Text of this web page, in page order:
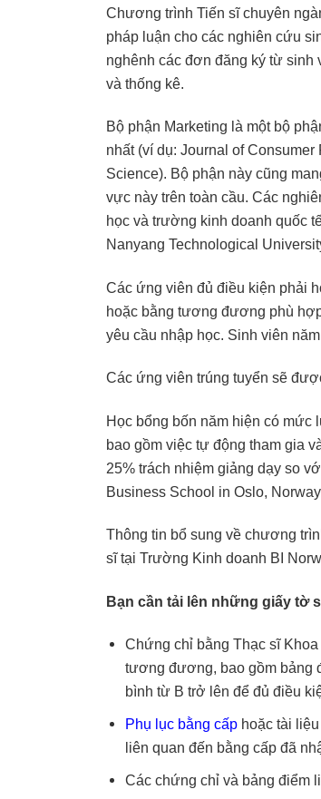
Chương trình Tiến sĩ chuyên
pháp luận cho các nghiên cứu
nghênh các đơn đăng ký từ sinh
và thống kê.
Bộ phận Marketing là một bộ
nhất (ví dụ: Journal of
Science). Bộ phận này cũng
vực này trên toàn cầu. Các
học và trường kinh doanh quốc
Nanyang Technological
Các ứng viên đủ điều kiện phải
hoặc bằng tương đương phù
yêu cầu nhập học. Sinh viên
Các ứng viên trúng tuyển sẽ
Học bổng bốn năm hiện có mức
bao gồm việc tự động tham gia
25% trách nhiệm giảng dạy so
Business School in Oslo,
Thông tin bổ sung về chương
sĩ tại Trường Kinh doanh BI
Bạn cần tải lên những giấy tờ
Chứng chỉ bằng Thạc sĩ
tương đương, bao gồm bảng
bình từ B trở lên để đủ điều
Phụ lục bằng cấp hoặc tài
liên quan đến bằng cấp đã
Các chứng chỉ và bảng điểm